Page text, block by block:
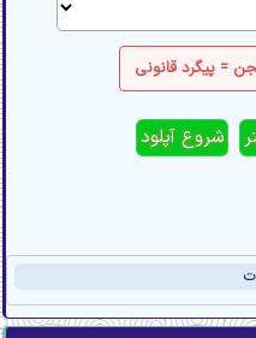
= پیگرد قانونی